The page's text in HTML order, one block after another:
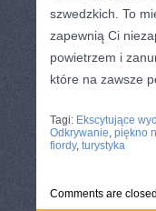
szwedzkich. To
zapewnią ⁤Ci
powietrzem ​i
które na​ zawsze
Tagi: Ekscytujące
Odkrywanie piękno
fiordy, turystyka
Comments are closed.